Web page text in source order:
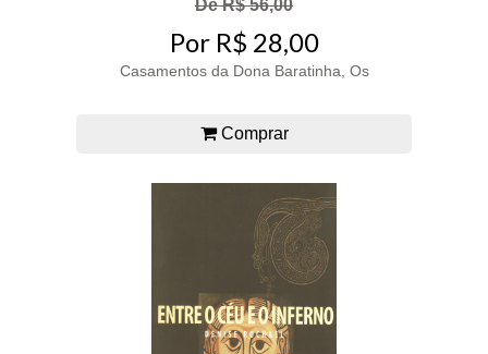
De R$ 56,00
Por R$ 28,00
Casamentos da Dona Baratinha, Os
Comprar